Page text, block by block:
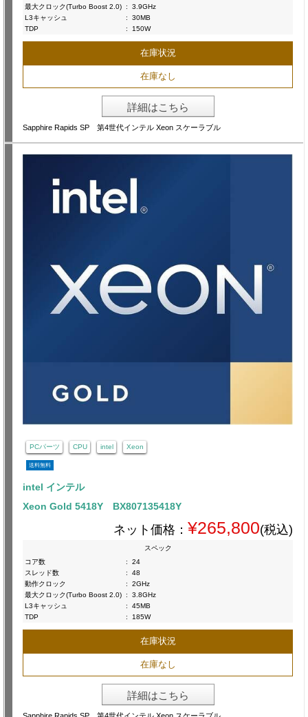
最大クロック(Turbo Boost 2.0) :
3.9GHz
L3キャッシュ
:
30MB
TDP
: 150W
在庫状況
在庫なし
詳細はこちら
Sapphire Rapids SP 第4世代インテル Xeon スケーラブル
PCパーツ CPU intel Xeon
送料無料
intel インテル
Xeon Gold 5418Y BX807135418Y
ネット価格： ¥265,800(税込)
スペック
コア数
:
24
スレッド数
:
48
動作クロック
:
2GHz
最大クロック(Turbo Boost 2.0) :
3.8GHz
L3キャッシュ
:
45MB
TDP
: 185W
在庫状況
在庫なし
詳細はこちら
Sapphire Rapids SP 第4世代インテル Xeon スケーラブル